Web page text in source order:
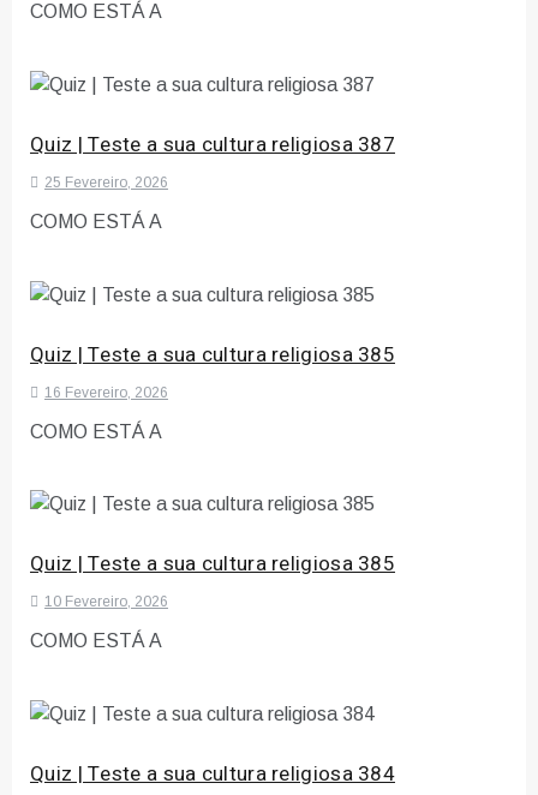
COMO ESTÁ A
Quiz | Teste a sua cultura religiosa 387
25 Fevereiro, 2026
COMO ESTÁ A
Quiz | Teste a sua cultura religiosa 385
16 Fevereiro, 2026
COMO ESTÁ A
Quiz | Teste a sua cultura religiosa 385
10 Fevereiro, 2026
COMO ESTÁ A
Quiz | Teste a sua cultura religiosa 384